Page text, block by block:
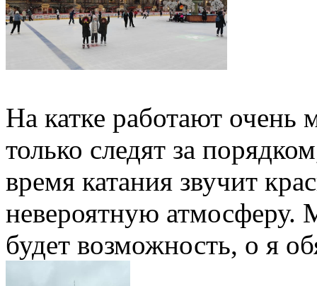
На катке работают
только следят за
время катания звучит
невероятную атмосферу.
будет возможность, о я